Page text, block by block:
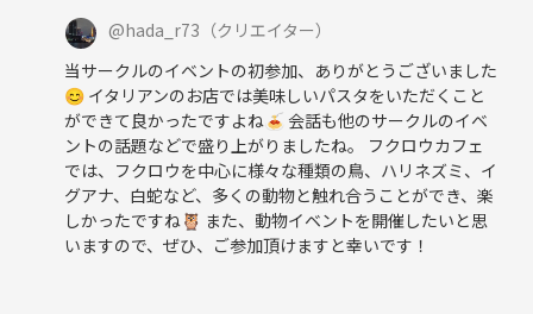
◇キャンセル理由に納得感が得られない
○連絡無しでの遅刻、不参加
○他の予定と重なっているにも関わらず、参加表明をしておき、後から
他の予定を優先するためにキャンセル
◯プロフィールやイベント参加時に攻撃的な言動、排他的な思想、他の
人を否定する発言など
◯初対面の人に対してすぐにタメ口、質問が過度に多いなど、馴れ馴れ
しい、距離が近すぎると思われる接し方をする
○参加費設定の詳細についてしつこく確認をする
○イベント毎に定めている参加費・実費、キャンセル料を払わない
@hada_r73 （クリエイター）
当サークルのイベントの初参加、ありがとうございました
😊 イタリアンのお店では美味しいパスタをいただくこと
ができて良かったですよね🍝 会話も他のサークルのイベ
ントの話題などで盛り上がりましたね。 フクロウカフェ
では、フクロウを中心に様々な種類の鳥、ハリネズミ、イ
グアナ、白蛇など、多くの動物と触れ合うことができ、楽
しかったですね🦉 また、動物イベントを開催したいと思
いますので、ぜひ、ご参加頂けますと幸いです！